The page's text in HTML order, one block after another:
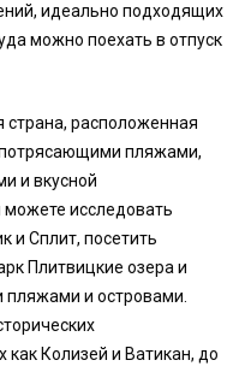
идеально подходящих
можно поехать в отпуск
страна, расположенная
пляжами,
и вкусной
исследовать
и Сплит, посетить
Плитвицкие озера и
и островами.
как Колизей и Ватикан, до